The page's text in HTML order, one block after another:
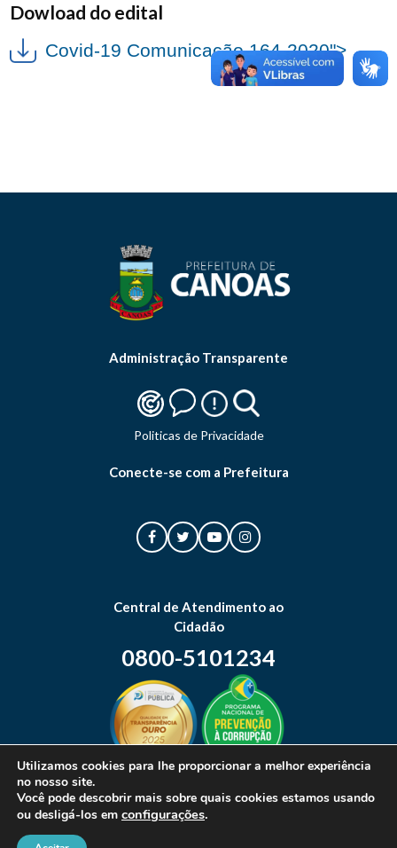
Dowload do edital
Covid-19 Comunicação 164-2020">
Administração Transparente
Politicas de Privacidade
Conecte-se com a Prefeitura
Central de Atendimento ao
Cidadão
0800-5101234
Utilizamos cookies para lhe proporcionar a melhor experiência
no nosso site.
Você pode descobrir mais sobre quais cookies estamos usando
ou desligá-los em configurações.